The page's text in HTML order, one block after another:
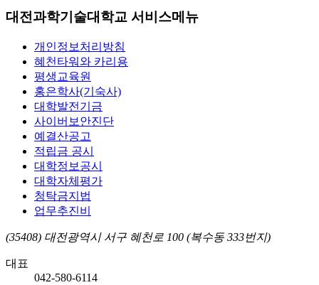
대전과학기술대학교 서비스메뉴
개인정보처리방침
혜천타워와 카리용
평생교육원
홍은학사(기숙사)
대학발전기금
사이버보안진단
예결산공고
적립금 공시
대학정보공시
대학자체평가
청탁금지법
업무추진비
(35408) 대전광역시 서구 혜천로 100 (복수동 333번지)
대표
042-580-6114